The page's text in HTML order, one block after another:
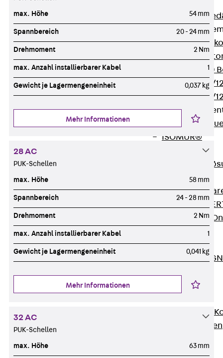
Zurück
ISOPRO®
ISOPRO® 120
ISOPRO® 80/
ISOPRO® 80/
Zurück
ISOMUR®
Digitale
Zurück
JORDAHL®
JORDAHL® JVB
ISODESIGN
FERBOX®-
Services
Beratung, Planung,
Individuelle Lösungen
max. Höhe 54 mm
Spannbereich 20 - 24 mm
Drehmoment 2 Nm
max. Anzahl installierbarer Kabel 1
Gewicht je Lagermengeneinheit 0,037 kg
Mehr Informationen
28 AC
PUK-Schellen
max. Höhe 58 mm
Spannbereich 24 - 28 mm
Drehmoment 2 Nm
max. Anzahl installierbarer Kabel 1
Gewicht je Lagermengeneinheit 0,041 kg
Mehr Informationen
32 AC
PUK-Schellen
max. Höhe 63 mm